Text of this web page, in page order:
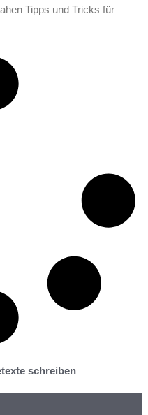
Tipps und Tricks für
schreiben